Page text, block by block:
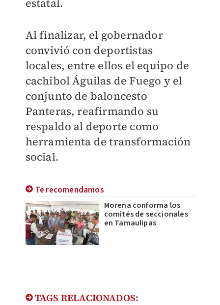
estatal.
Al finalizar, el gobernador
convivió con deportistas
locales, entre ellos el equipo de
cachibol Águilas de Fuego y el
conjunto de baloncesto
Panteras, reafirmando su
respaldo al deporte como
herramienta de transformación
social.
Te recomendamos
Morena conforma los
comités de seccionales
en Tamaulipas
TAGS RELACIONADOS: